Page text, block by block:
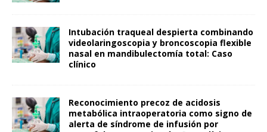
Intubación traqueal despierta combinando
videolaringoscopia y broncoscopia flexible
nasal en mandibulectomía total: Caso
clínico
Reconocimiento precoz de acidosis
metabólica intraoperatoria como signo de
alerta de síndrome de infusión por